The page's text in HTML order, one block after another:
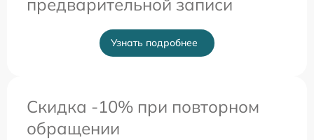
предварительной записи
Узнать подробнее
Скидка -10% при повторном
обращении